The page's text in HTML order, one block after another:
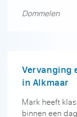
Dommelen
Vervanging
in Alkmaar
Mark heeft
binnen een